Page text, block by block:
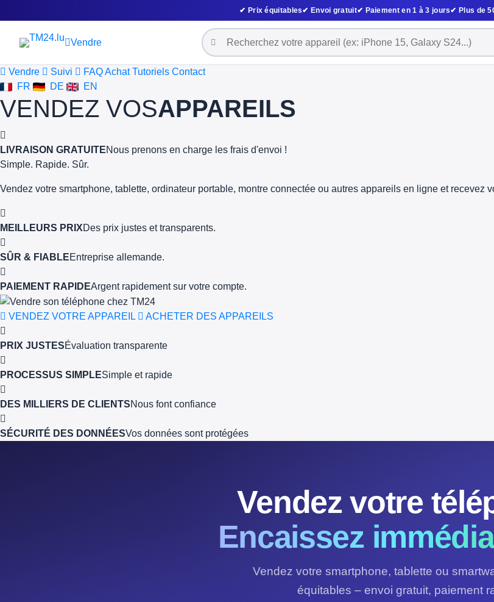
✔ Prix équitables✔ Envoi gratuit✔ Paiement en 1 à 3 jours✔ Plus de
Vendre
Vendre Suivi FAQ Achat Tutoriels Contact
FR
DE EN
VENDEZ VOSAPPAREILS
LIVRAISON GRATUITENous prenons en charge les frais d'envoi !
Simple. Rapide. Sûr.
Vendez votre smartphone, tablette, ordinateur portable, montre connectée ou autres appareils en ligne et recevez
MEILLEURS PRIXDes prix justes et transparents.
SÛR & FIABLEEntreprise allemande.
PAIEMENT RAPIDEArgent rapidement sur votre compte.
VENDEZ VOTRE APPAREIL ACHETER DES APPAREILS
PRIX JUSTESÉvaluation transparente
PROCESSUS SIMPLESimple et rapide
DES MILLIERS DE CLIENTSNous font confiance
SÉCURITÉ DES DONNÉESVos données sont protégées
Vendez votre
Encaissez
Vendez votre smartphone, tablette ou
équitables – envoi gratuit, paiement